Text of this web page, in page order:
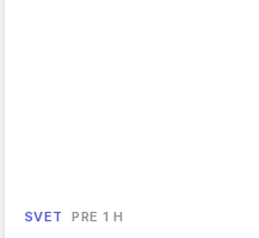
SVET PRE 1 H